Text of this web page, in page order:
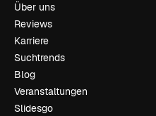
Über uns
Reviews
Karriere
Suchtrends
Blog
Veranstaltungen
Slidesgo